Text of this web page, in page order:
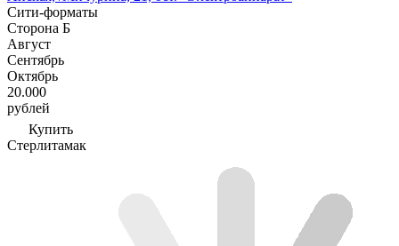
Сити-форматы
Сторона Б
Август
Сентябрь
Октябрь
20.000
рублей
Купить
Стерлитамак